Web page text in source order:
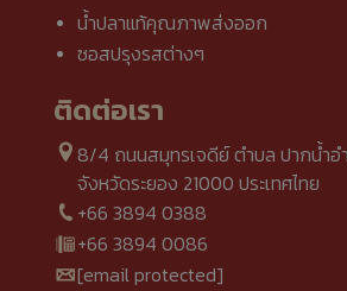
น้ำปลาแท้คุณภาพส่งออก
ซอสปรุงรสต่างๆ
ติดต่อเรา
8/4 ถนนสมุทรเจดีย์ ตำบล ปากน้ำอ
จังหวัดระยอง 21000 ประเทศไทย
+66 3894 0388
+66 3894 0086
[email protected]